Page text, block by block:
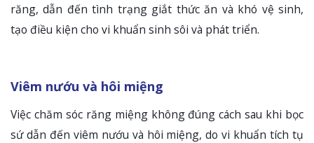
răng, dẫn đến tình trạng giắt thức ăn và khó vệ sinh,
tạo điều kiện cho vi khuẩn sinh sôi và phát triển.
Viêm nướu và hôi miệng
Việc chăm sóc răng miệng không đúng cách sau khi bọc
sứ dẫn đến viêm nướu và hôi miệng, do vi khuẩn tích tụ